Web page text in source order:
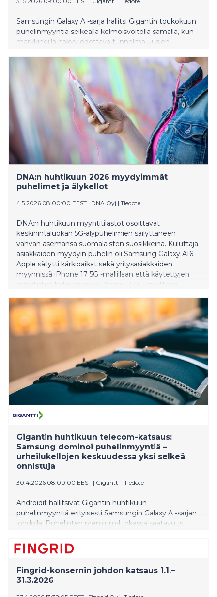
Samsungin Galaxy A -sarja hallitsi Gigantin toukokuun
puhelinmyyntiä selkeällä kolmoisvoitolla samalla, kun
markkinoilla näkyy odottava tunnelma uusien
Pitkään odotettu Oura Ring 5 tuo markkinoille entistä
huomaamattomamman version suositusta
älysormuksesta. Myös aktiivisuusrannekkeet tekevät
DNA:n huhtikuun 2026 myydyimmät
puhelimet ja älykellot
4.5.2026 08:00:00 EEST | DNA Oyj | Tiedote
DNA:n huhtikuun myyntitilastot osoittavat
keskihintaluokan 5G-älypuhelimien säilyttäneen
vahvan asemansa suomalaisten suosikkeina. Kuluttaja-
asiakkaiden myydyin puhelin oli Samsung Galaxy A16.
Apple säilytti kärkipaikat sekä yritysasiakkaiden
myynnissä iPhone 17 5G -mallillaan että käytettyjen
puhelinten kategoriassa iPhone 13 5G -mallillaan.
kellopuhelin.
Gigantin huhtikuun telecom-katsaus:
Samsung dominoi puhelinmyyntiä –
urheilukellojen keskuudessa yksi selkeä
onnistuja
30.4.2026 08:00:00 EEST | Gigantti | Tiedote
Androidit hallitsivat Gigantin huhtikuun
puhelinmyyntiä erityisesti Samsungin Galaxy A -sarjan
johdolla. Puhelinten premium-luokassa saatavuus
vauhditti puettavan teknologian myyntiä, erityisesti
aktiivisuutta mittaavien urheilukellojen kysyntä kasvoi
suosikkihankinta on älykello, jonka myynnin odotetaan
nousevan toukokuussa huippuunsa.
Fingrid-konsernin johdon katsaus 1.1.–
31.3.2026